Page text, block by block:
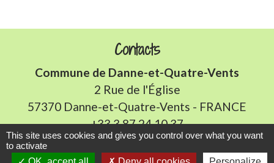
Contacts
Commune de Danne-et-Quatre-Vents
2 Rue de l'Église
57370 Danne-et-Quatre-Vents - FRANCE
+33 3 87 24 10 37
Accueil en mairie :
This site uses cookies and gives you control over what you want
to activate